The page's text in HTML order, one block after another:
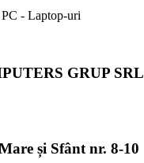
- Laptop-uri
GRUP SRL
și Sfânt nr. 8-10